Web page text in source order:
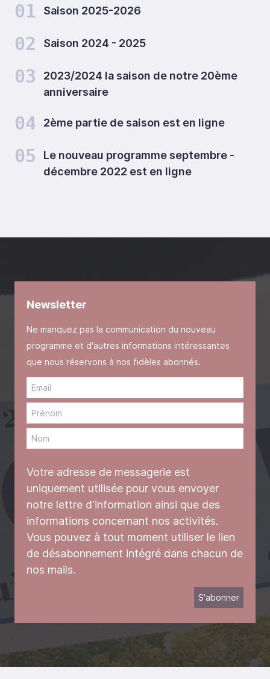
01 Saison 2025-2026
02 Saison 2024 - 2025
03
2023/2024 la saison de notre 20ème
anniversaire
04 2ème partie de saison est en ligne
05
Le nouveau programme septembre -
décembre 2022 est en ligne
Newsletter
Ne manquez pas la communication du nouveau
programme et d'autres informations intéressantes
que nous réservons à nos fidèles abonnés.
Votre adresse de messagerie est
uniquement utilisée pour vous envoyer
notre lettre d'information ainsi que des
informations concernant nos activités.
Vous pouvez à tout moment utiliser le lien
de désabonnement intégré dans chacun de
nos mails.